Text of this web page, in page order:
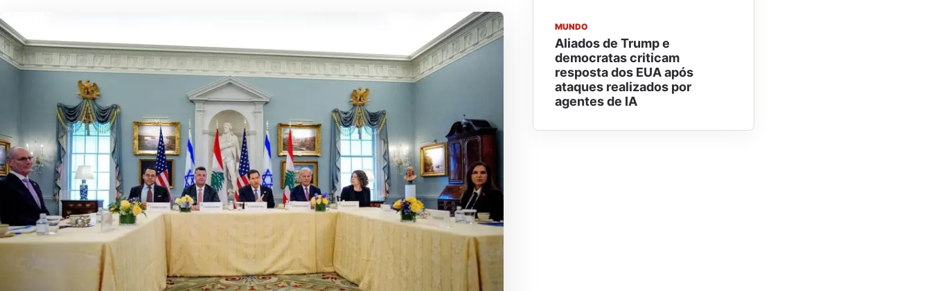
MUNDO
Aliados de Trump e
democratas criticam
resposta dos EUA após
ataques realizados por
agentes de IA